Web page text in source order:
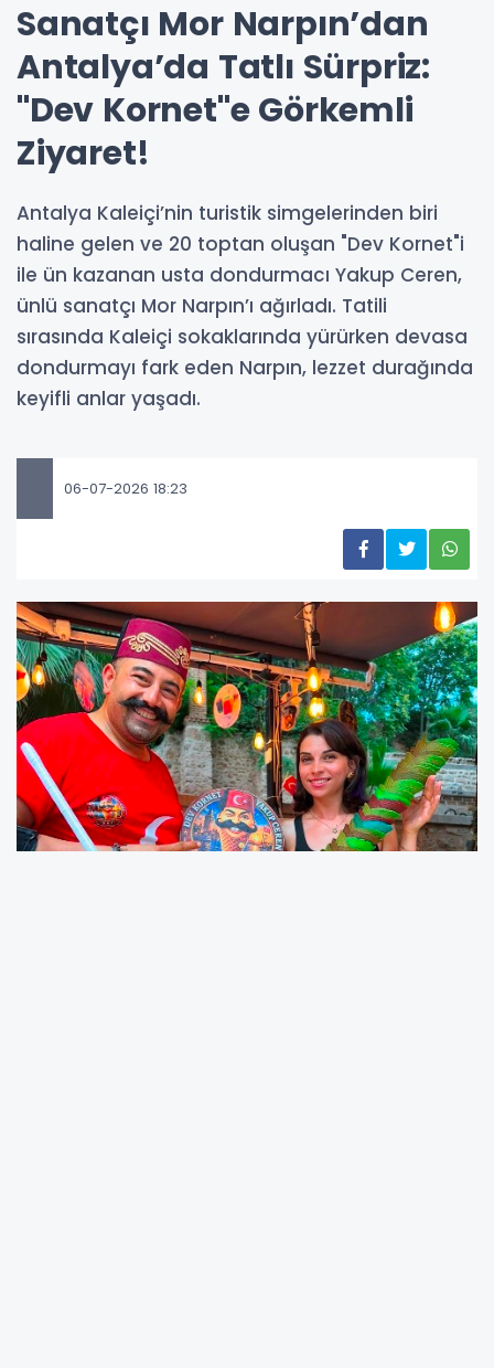
Sanatçı Mor Narpın’dan
Antalya’da Tatlı Sürpriz:
"Dev Kornet"e Görkemli
Ziyaret!
Antalya Kaleiçi’nin turistik simgelerinden biri
haline gelen ve 20 toptan oluşan "Dev Kornet"i
ile ün kazanan usta dondurmacı Yakup Ceren,
ünlü sanatçı Mor Narpın’ı ağırladı. Tatili
sırasında Kaleiçi sokaklarında yürürken devasa
dondurmayı fark eden Narpın, lezzet durağında
keyifli anlar yaşadı.
06-07-2026 18:23